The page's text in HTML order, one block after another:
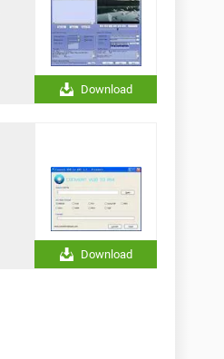
Download
Download